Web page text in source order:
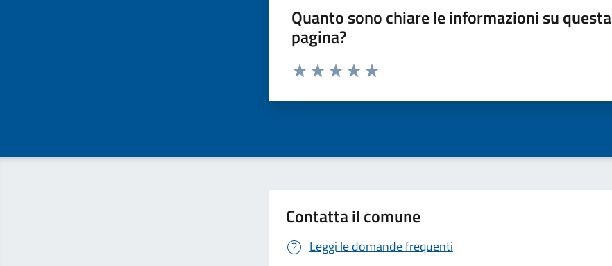
Quanto sono chiare le informazioni su questa
pagina?
Valuta da 1 a 5 stelle la pagina
Contatta il comune
Leggi le domande frequenti